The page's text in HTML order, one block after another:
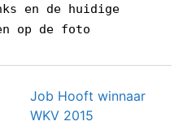
en de huidige
op de foto
Job Hooft winnaar
WKV 2015